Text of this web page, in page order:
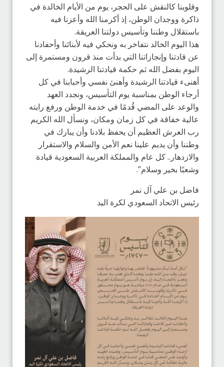
وقلوبنا كالنقش على الحجر، يوم من الأيام الخالدة في
ذاكرة ووجدان الوطن، إذ أكرمنا الله وأعزنا فيه
باستقلال وطننا وتأسيس دولتنا العريقة.
هذا اليوم الخالد نتفاخر به ونحكي فيه لأبنائنا وأحفادنا
عن قادتنا وإنجازاتنا التي بدأت منذ قرون ومستمرة إلى
اليوم بفضل الله ثم حكمة قيادتنا الرشيدة.
أهنىء قيادتنا الرشيدة وأهنئ نفسي وأحبابنا في كل
أرجاء الوطن بمناسبة يوم التأسيس، ونجدد العهد
والوعد على المضي قُدمًا في خدمة الوطن ورفع رايته
عالية خفاقة في كل زمان ومكان، ونسأل الله الكريم
رب العرش العظيم أن يحفظ بلادنا وأن يبارك في
وطننا وأن يديم علينا نعم الأمن والسلام والاستقرار
والازدهار.. كل عام والمملكة العربية السعودية قيادة
وشعبًا بخير وسلام”.
فاضل بن علي آل نمر
رئيس الاتحاد السعودي لكرة اليد